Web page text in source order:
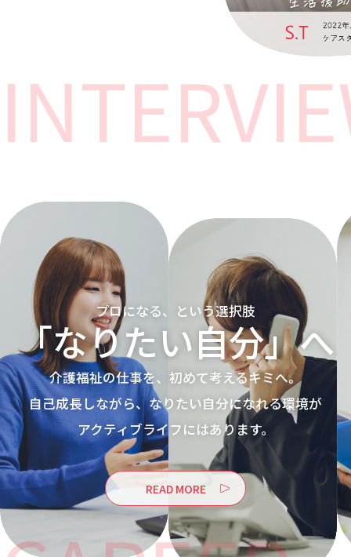
プロになる、という選択肢
「なりたい自分」へ
介護福祉の仕事を、初めて考えるキミへ。
自己成長しながら、なりたい自分になれる環境が
アクティブライフにはあります。
READ MORE